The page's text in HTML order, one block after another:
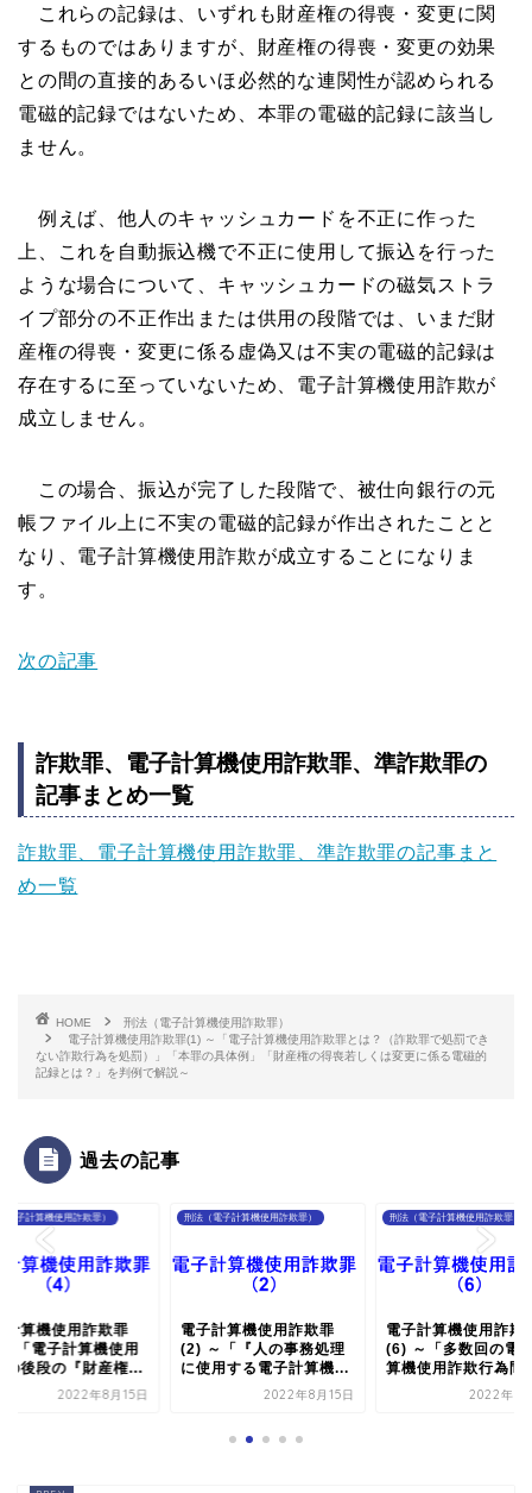
これらの記録は、いずれも財産権の得喪・変更に関
するものではありますが、財産権の得喪・変更の効果
との間の直接的あるいほ必然的な連関性が認められる
電磁的記録ではないため、本罪の電磁的記録に該当し
ません。
例えば、他人のキャッシュカードを不正に作った
上、これを自動振込機で不正に使用して振込を行った
ような場合について、キャッシュカードの磁気ストラ
イプ部分の不正作出または供用の段階では、いまだ財
産権の得喪・変更に係る虚偽又は不実の電磁的記録は
存在するに至っていないため、電子計算機使用詐欺が
成立しません。
この場合、振込が完了した段階で、被仕向銀行の元
帳ファイル上に不実の電磁的記録が作出されたことと
なり、電子計算機使用詐欺が成立することになりま
す。
次の記事
詐欺罪、電子計算機使用詐欺罪、準詐欺罪の
記事まとめ一覧
詐欺罪、電子計算機使用詐欺罪、準詐欺罪の記事まと
め一覧
HOME
刑法（電子計算機使用詐欺罪）
電子計算機使用詐欺罪(1) ～「電子計算機使用詐欺罪とは？（詐欺罪で処罰でき
ない詐欺行為を処罰）」「本罪の具体例」「財産権の得喪若しくは変更に係る電磁的
記録とは？」を判例で解説～
過去の記事
電子計算機使用詐欺罪）
計算機使用詐欺罪
「電子計算機使用
の後段の『財産権...
2022年8月15日
刑法（電子計算機使用詐欺罪）
電子計算機使用詐欺罪
(2) ～「『人の事務処理
に使用する電子計算機...
2022年8月15日
刑法（電子計算機使用詐欺罪）
電子計算機使用詐欺
(6) ～「多数回の電
算機使用詐欺行為間
2022年8